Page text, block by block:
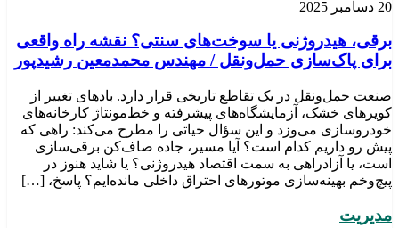
20 دسامبر 2025
برقی، هیدروژنی یا سوخت‌های سنتی؟ نقشه راه واقعی
برای پاک‌سازی حمل‌ونقل / مهندس محمدمعین رشیدپور
صنعت حمل‌ونقل در یک تقاطع تاریخی قرار دارد. بادهای تغییر از
کویرهای خشک، آزمایشگاه‌های پیشرفته و خط‌مونتاژ کارخانه‌های
خودروسازی می‌وزد و این سؤال حیاتی را مطرح می‌کند: راهی که
پیش رو داریم کدام است؟ آیا مسیر، جاده صاف‌کن برقی‌سازی
است، یا آزادراهی به سمت اقتصاد هیدروژنی؟ یا شاید هنوز در
پیچ‌وخم بهینه‌سازی موتورهای احتراق داخلی مانده‌ایم؟ پاسخ، […]
مدیریت